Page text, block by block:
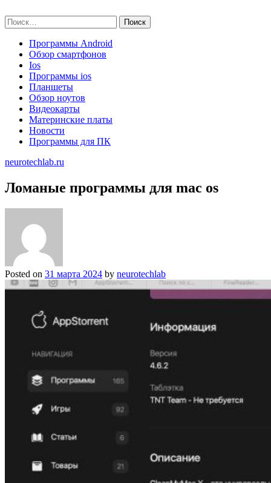
to
content
Найти:
Программы Android
Обзор смартфонов
Ios
Программы ios
Планшеты
Обзор ноутов
Видеокарты
Материнские платы
Новости
Программы для ПК
neurotechlab.ru
Ломаные программы для mac os
Posted on 31 марта 2024 by neurotechlab